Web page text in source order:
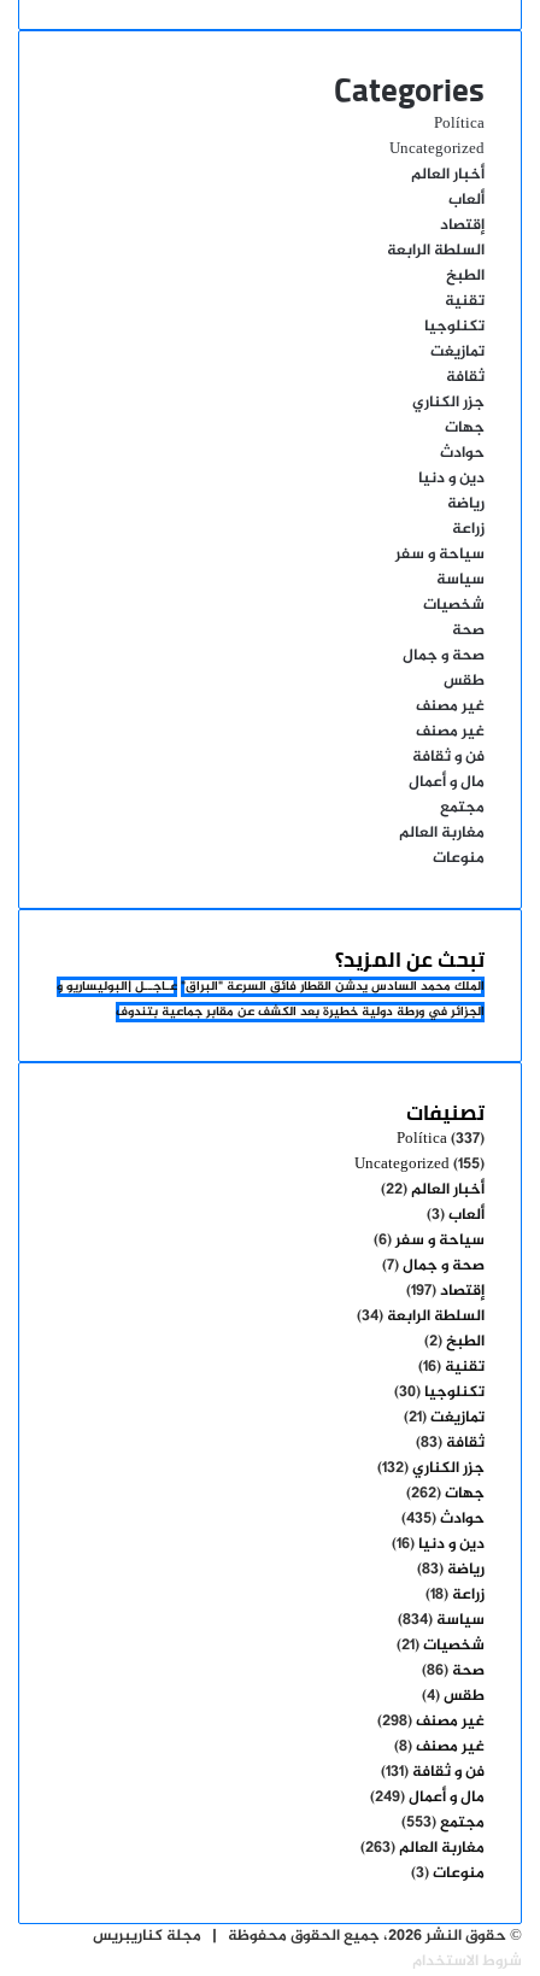
Categories
Política
Uncategorized
أخبار العالم
ألعاب
إقتصاد
السلطة الرابعة
الطبخ
تقنية
تكنلوجيا
تمازيغت
ثقافة
جزر الكناري
جهات
حوادث
دين و دنيا
رياضة
زراعة
سياحة و سفر
سياسة
شخصيات
صحة
صحة و جمال
طقس
غير مصنف
غير مصنف
فن و ثقافة
مال و أعمال
مجتمع
مغاربة العالم
منوعات
تبحث عن المزيد؟
الملك محمد السادس يدشن القطار فائق السرعة "البراق"عـاجــل |البوليساريو و
الجزائر في ورطة دولية خطيرة بعد الكشف عن مقابر جماعية بتندوف
تصنيفات
Política(337)
Uncategorized(155)
أخبار العالم(22)
ألعاب(3)
سياحة و سفر(6)
صحة و جمال(7)
إقتصاد(197)
السلطة الرابعة(34)
الطبخ(2)
تقنية(16)
تكنلوجيا(30)
تمازيغت(21)
ثقافة(83)
جزر الكناري(132)
جهات(262)
حوادث(435)
دين و دنيا(16)
رياضة(83)
زراعة(18)
سياسة(834)
شخصيات(21)
صحة(86)
طقس(4)
غير مصنف(298)
غير مصنف(8)
فن و ثقافة(131)
مال و أعمال(249)
مجتمع(553)
مغاربة العالم(263)
منوعات(3)
© حقوق النشر 2026، جميع الحقوق محفوظة | مجلة كناريبريس
شروط الاستخدام